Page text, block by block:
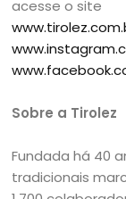
acesse o site
Sobre a Tirolez
Fundada há 40
tradicionais